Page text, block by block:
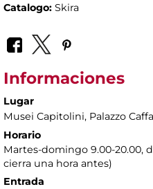
Catalogo: Skira
Informaciones
Lugar
Musei Capitolini, Palazzo
Horario
Martes-domingo 9.00-20.00,
cierra una hora antes)
Entrada